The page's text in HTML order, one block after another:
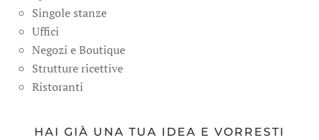
Singole stanze
Uffici
Negozi e Boutique
Strutture ricettive
Ristoranti
HAI GIÀ UNA TUA IDEA E VORRESTI